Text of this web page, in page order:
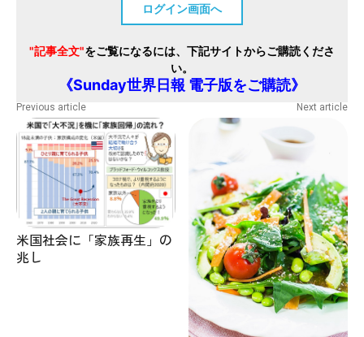
ログイン画面へ
"記事全文"をご覧になるには、下記サイトからご購読くださ
い。
《Sunday世界日報 電子版をご購読》
Previous article
米国社会に「家族再生」の
兆し
Next article